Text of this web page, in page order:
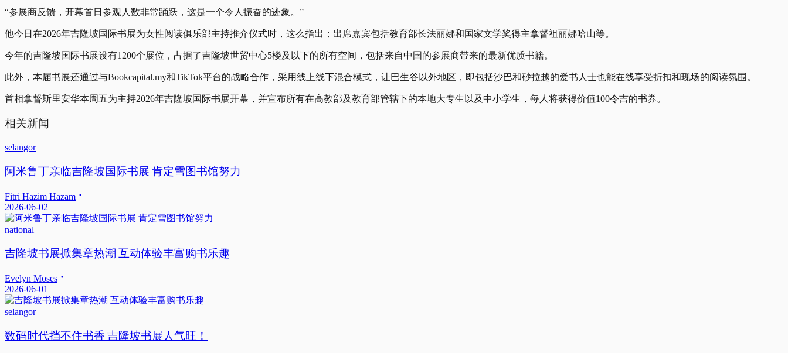
“参展商反馈，开幕首日参观人数非常踊跃，这是一个令人振奋的迹象。”
他今日在2026年吉隆坡国际书展为女性阅读俱乐部主持推介仪式时，这么指出；出席嘉宾包括教育部长法丽娜和国家文学奖得主拿督祖丽娜哈山等。
今年的吉隆坡国际书展设有1200个展位，占据了吉隆坡世贸中心5楼及以下的所有空间，包括来自中国的参展商带来的最新优质书籍。
此外，本届书展还通过与Bookcapital.my和TikTok平台的战略合作，采用线上线下混合模式，让巴生谷以外地区，即包括沙巴和砂拉越的爱书人士也能在线享受折扣和现场的阅读氛围。
首相拿督斯里安华本周五为主持2026年吉隆坡国际书展开幕，并宣布所有在高教部及教育部管辖下的本地大专生以及中小学生，每人将获得价值100令吉的书券。
相关新闻
selangor
阿米鲁丁亲临吉隆坡国际书展 肯定雪图书馆努力
Fitri Hazim Hazam
2026-06-02
national
吉隆坡书展掀集章热潮 互动体验丰富购书乐趣
Evelyn Moses
2026-06-01
selangor
数码时代挡不住书香 吉隆坡书展人气旺！